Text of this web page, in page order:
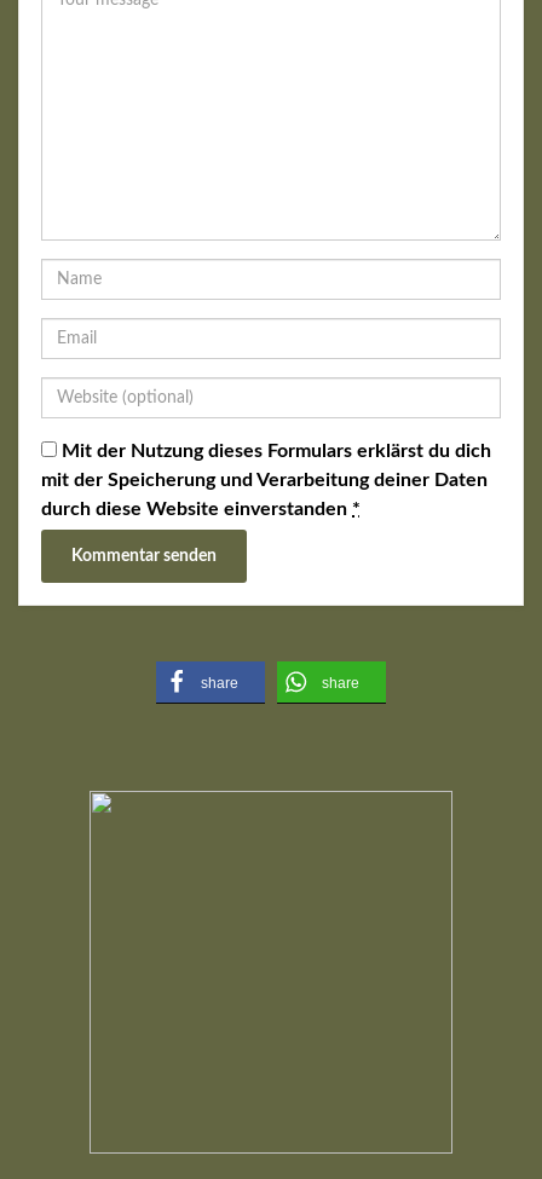
Mit der Nutzung dieses Formulars erklärst du dich
mit der Speicherung und Verarbeitung deiner Daten
durch diese Website einverstanden *
share share